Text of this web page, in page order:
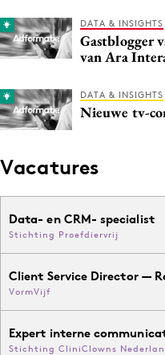
DATA & INSIGHTS
Gastblogger
van Ara
DATA & INSIGHTS
Nieuwe tv-
Vacatures
Data- en CRM- specialist
Stichting Proefdiervrij
Client Service Director —
VormVijf
Expert interne
Stichting CliniClowns